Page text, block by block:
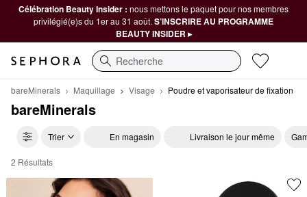
Célébration Beauty Insider : nous mettons le paquet pour nos membres
privilégié(e)s du 1er au 31 août. S’INSCRIRE AU PROGRAMME
BEAUTY INSIDER ▸
Recherche
bareMinerals Maquillage Visage Poudre et vaporisateur de fixation
bareMinerals
Trier En magasin Livraison le jour même
bareMinerals Poudre et vaporisateur de fixation
2 Résultats